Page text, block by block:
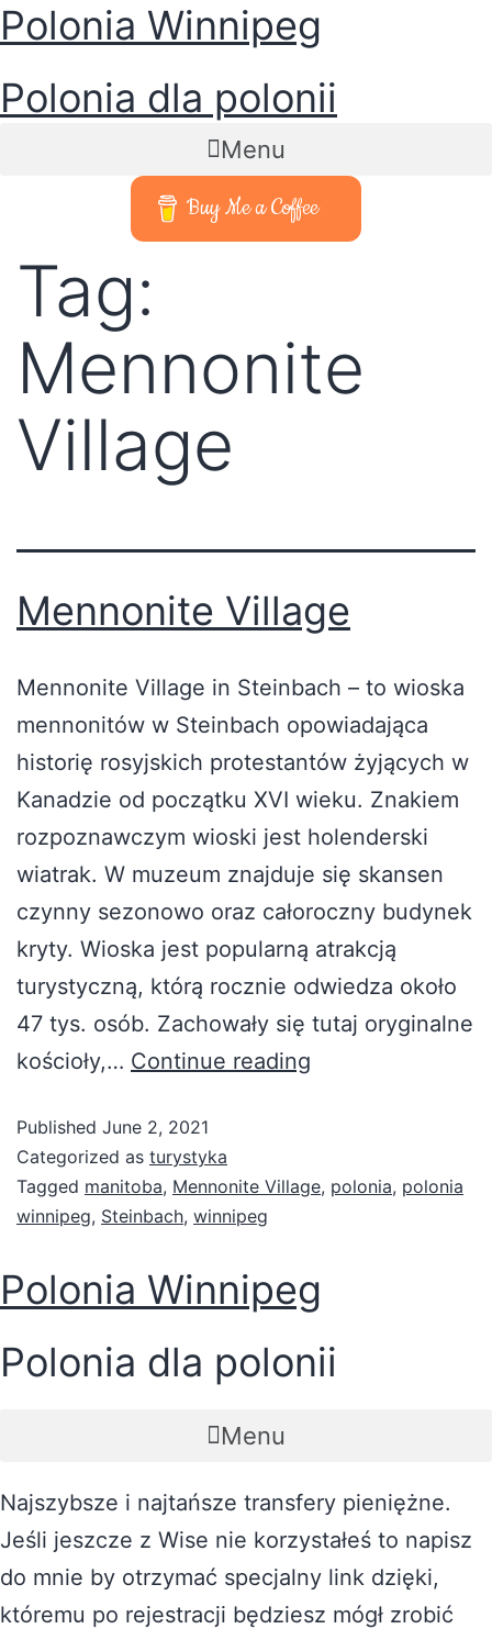
Polonia Winnipeg
Polonia dla polonii
Menu
Buy Me a Coffee
Tag:
Mennonite
Village
Mennonite Village
Mennonite Village in Steinbach – to wioska
mennonitów w Steinbach opowiadająca
historię rosyjskich protestantów żyjących w
Kanadzie od początku XVI wieku. Znakiem
rozpoznawczym wioski jest holenderski
wiatrak. W muzeum znajduje się skansen
czynny sezonowo oraz całoroczny budynek
kryty. Wioska jest popularną atrakcją
turystyczną, którą rocznie odwiedza około
47 tys. osób. Zachowały się tutaj oryginalne
kościoły,… Continue reading
Published June 2, 2021
Categorized as turystyka
Tagged manitoba, Mennonite Village, polonia, polonia
winnipeg, Steinbach, winnipeg
Polonia Winnipeg
Polonia dla polonii
Menu
Najszybsze i najtańsze transfery pieniężne.
Jeśli jeszcze z Wise nie korzystałeś to napisz
do mnie by otrzymać specjalny link dzięki,
któremu po rejestracji będziesz mógł zrobić